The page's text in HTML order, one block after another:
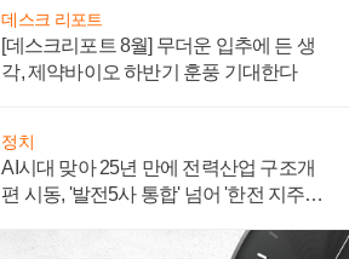
데스크 리포트
[데스크리포트 8월] 무더운 입추에 든 생
각, 제약바이오 하반기 훈풍 기대한다
정치
AI시대 맞아 25년 만에 전력산업 구조개
편 시동, '발전5사 통합' 넘어 '한전 지주사'